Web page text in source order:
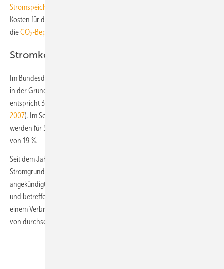
Stromspeicher begegnen
Kosten für den Bezug von Brenn- und Kraftstoffen entlastet, wo durch
dieCO2-Bepreisung
Stromkosten 2021 für Musterhaushalte
Im Bundesdurchschnitt werden im Februar 2021 für 5000 kWh Strom
in der Grundversorgung 1655 Euro fällig. Ein neues Allzeithoch. Das
entspricht 33,1 Ct/kWh (
2007). Im Schnitt der zehn günstigsten alternativen Stromanbieter
werden für 5000 kWh Strom lediglich 1347 Euro fällig. Eine Ersparnis
von 19 %.
Seit dem Jahreswechsel 2020/21 haben nach Check24-Angaben 149
Stromgrundversorger die Preise erhöht oder Preiserhöhungen
angekündigt. Im Durchschnitt betragen die Preiserhöhungen 2,7 %
und betreffen rund 2,1 Mio. Haushalte. Für einen Musterhaushalt mit
einem Verbrauch von 5000 kWh/a bedeutet das zusätzliche Kosten
von durchschnittlich 43 Euro/a. ■